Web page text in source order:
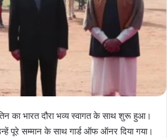
का भारत दौरा भव्य स्वागत के साथ शुरू हुआ।
पूरे सम्मान के साथ गार्ड ऑफ ऑनर दिया गया।